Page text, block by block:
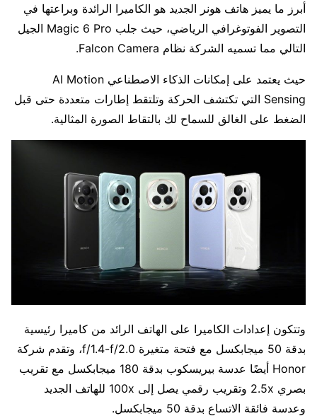
أبرز ما يميز هاتف هونر الجديد هو الكاميرا الرائدة وبراعتها في
التصوير الفوتوغرافي الرياضي، حيث جلب Magic 6 Pro الجيل
التالي مما تسميه الشركة نظام Falcon Camera.
حيث يعتمد على إمكانات الذكاء الاصطناعي AI Motion
Sensing التي تكتشف الحركة وتلتقط إطارات متعددة حتى قبل
الضغط على الغالق للسماح لك بالتقاط الصورة المثالية.
وتتكون إعدادات الكاميرا على الهاتف الرائد من كاميرا رئيسية
بدقة 50 ميجابكسل مع فتحة متغيرة f/1.4-f/2.0، وتقدم شركة
Honor أيضًا عدسة بيريسكوب بدقة 180 ميجابكسل مع تقريب
بصري 2.5x وتقريب رقمي يصل إلى 100x للهاتف الجديد
وعدسة فائقة الاتساع بدقة 50 ميجابكسل.